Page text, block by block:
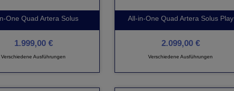
One Quad Artera Solus
1.999,00 €
Verschiedene Ausführungen
All-in-One Quad Artera Solus Play
2.099,00 €
Verschiedene Ausführungen